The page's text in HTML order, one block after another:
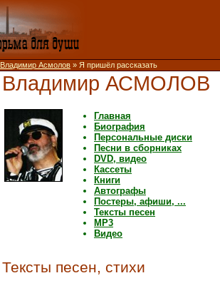
Владимир Асмолов » Я пришёл рассказать
Владимир АСМОЛОВ
Главная
Биография
Персональные диски
Песни в сборниках
DVD, видео
Кассеты
Книги
Автографы
Постеры, афиши, ...
Тексты песен
MP3
Видео
Тексты песен, стихи